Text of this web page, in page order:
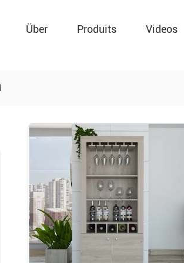
Über Produits Videos